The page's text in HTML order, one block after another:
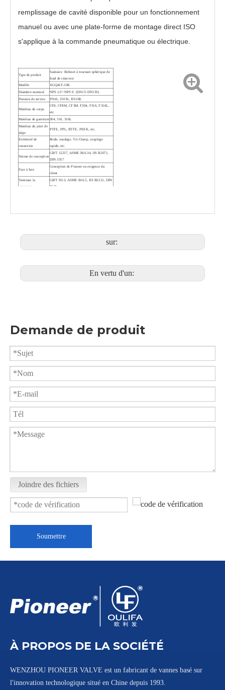
Vanne de fond de réservoir pneumatique avec tige inclinée XGQ641F-16P Vanne à boisseau sphérique de fond de réservoir Camlock PGQ8k1F-16RL
Clapet à bille de décharge par le bas à accouplement rapide Q8c1F Vanne à boisseau sphérique à décharge inférieure à bride Q4c1F
Vanne à boisseau sphérique de fond de réservoir à extension de tige XGQ41FC-16R Robinet à boisseau sphérique de fond de réservoir avec rallonge de tige PGQ81F
remplissage de cavité disponible pour un fonctionnement
manuel ou avec une plate-forme de montage direct ISO
s'applique à la commande pneumatique ou électrique.
Type de produit
Sanitaire Robinet à tournant sphérique de
fond de réservoir
Modèle XGQ41F-10K
Diamètre nominal
NPS 1/2'~NPS 6' (DN15~DN150)
Pression de service
PN16, 150 lb, JIS10K
Matériau du corps
CF8, CF8M, CF3M, F304, F316, F316L,
etc.
Matériau de garniture304, 316, 316L
Matériau du joint de
siège
PTFE, PPL, RTFE, PEEK, etc.
Extrémité de
connexion
Bride, soudage, Tri-Clamp, couplage
rapide, etc.
Norme de conception
GB/T 12237, ASME B16.34, JIS B2071,
DIN 3357
Face à face
Conception de Pioneer ou exigence du
client
Terminer la
connexion
GB/T 9113, ASME B16.5, JIS B2212, DIN
2542
1) Dispositif antistatique en option
4) Polissage sanitaire en option
sur:
En vertu d'un:
Demande de produit
Joindre des fichiers
Soumettre
À PROPOS DE LA SOCIÉTÉ
WENZHOU PIONEER VALVE est un fabricant de vannes basé sur
l'innovation technologique situé en Chine depuis 1993.